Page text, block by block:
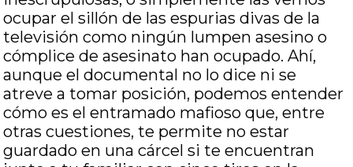
ocupar el sillón de las espurias divas de la
televisión como ningún lumpen asesino o
cómplice de asesinato han ocupado. Ahí,
aunque el documental no lo dice ni se
atreve a tomar posición, podemos entender
cómo es el entramado mafioso que, entre
otras cuestiones, te permite no estar
guardado en una cárcel si te encuentran